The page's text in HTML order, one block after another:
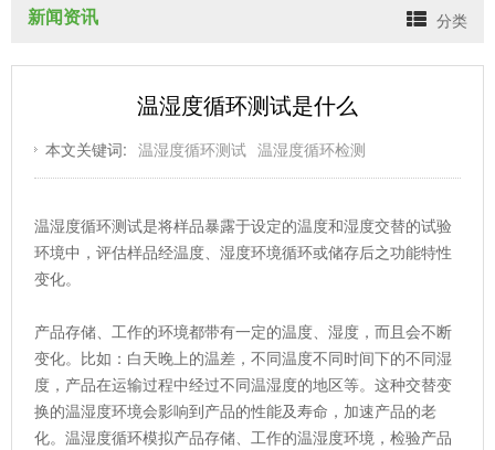
新闻资讯 分类
温湿度循环测试是什么
本文关键词: 温湿度循环测试 温湿度循环检测
温湿度循环测试是将样品暴露于设定的温度和湿度交替的试验
环境中，评估样品经温度、湿度环境循环或储存后之功能特性
变化。
产品存储、工作的环境都带有一定的温度、湿度，而且会不断
变化。比如：白天晚上的温差，不同温度不同时间下的不同湿
度，产品在运输过程中经过不同温湿度的地区等。这种交替变
换的温湿度环境会影响到产品的性能及寿命，加速产品的老
化。温湿度循环模拟产品存储、工作的温湿度环境，检验产品